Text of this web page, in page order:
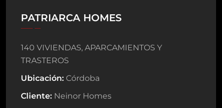
PATRIARCA HOMES
140 VIVIENDAS, APARCAMIENTOS Y
TRASTEROS
Ubicación: Córdoba
Cliente: Neinor Homes